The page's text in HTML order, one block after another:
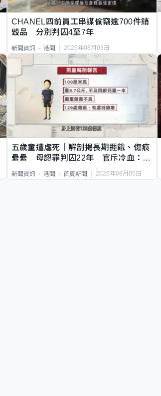
CHANEL四前員工串謀偷竊逾700件銷
毀品 分別判囚4至7年
新聞資訊 港聞 2026年08月03日
五歲童遭虐死｜解剖揭長期捱餓、傷痕
纍纍 母認罪判囚22年 官斥冷血：同
新聞資訊 港聞 首頁新聞 2026年08月05日